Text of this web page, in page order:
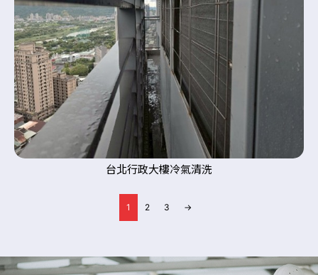
台北行政大樓冷氣清洗
1 2 3 →